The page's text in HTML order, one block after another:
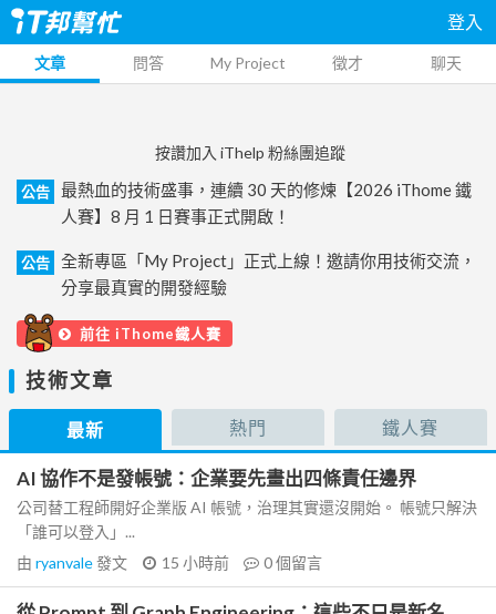
登入
文章 問答 My Project 徵才 聊天
按讚加入 iThelp 粉絲團追蹤
公告
最熱血的技術盛事，連續 30 天的修煉【2026 iThome 鐵
人賽】8 月 1 日賽事正式開啟！
公告
全新專區「My Project」正式上線！邀請你用技術交流，
分享最真實的開發經驗
前往 iThome鐵人賽
技術文章
最新 熱門 鐵人賽
AI 協作不是發帳號：企業要先畫出四條責任邊界
公司替工程師開好企業版 AI 帳號，治理其實還沒開始。 帳號只解決
「誰可以登入」...
由 ryanvale發文 15 小時前 0個留言